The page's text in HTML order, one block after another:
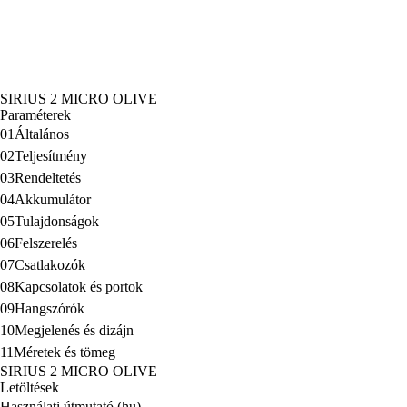
SIRIUS 2 MICRO OLIVE
Paraméterek
01 Általános
02Teljesítmény
03Rendeltetés
04Akkumulátor
05Tulajdonságok
06Felszerelés
07Csatlakozók
08Kapcsolatok és portok
09Hangszórók
10Megjelenés és dizájn
11Méretek és tömeg
SIRIUS 2 MICRO OLIVE
Letöltések